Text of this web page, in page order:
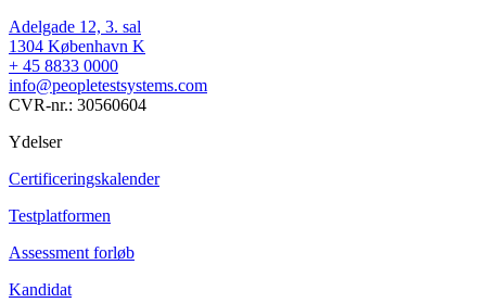
Adelgade 12, 3. sal
1304 København K
+ 45 8833 0000
info@peopletestsystems.com
CVR-nr.: 30560604
Ydelser
Certificeringskalender
Testplatformen
Assessment forløb
Kandidat